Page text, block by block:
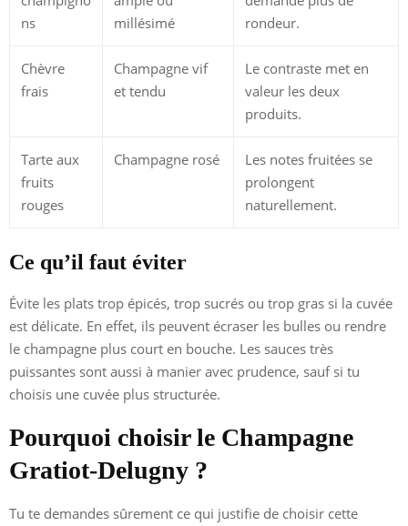
ns
millésimé
rondeur.
Chèvre
frais
Champagne vif
et tendu
Le contraste met en
valeur les deux
produits.
Tarte aux
fruits
rouges
Champagne rosé
Les notes fruitées se
prolongent
naturellement.
Ce qu’il faut éviter
Évite les plats trop épicés, trop sucrés ou trop gras si la cuvée
est délicate. En effet, ils peuvent écraser les bulles ou rendre
le champagne plus court en bouche. Les sauces très
puissantes sont aussi à manier avec prudence, sauf si tu
choisis une cuvée plus structurée.
Pourquoi choisir le Champagne
Gratiot-Delugny ?
Tu te demandes sûrement ce qui justifie de choisir cette